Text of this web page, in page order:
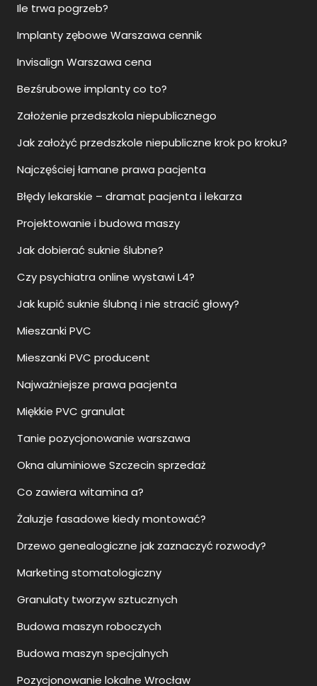
Ile trwa pogrzeb?
Implanty zębowe Warszawa cennik
Invisalign Warszawa cena
Bezśrubowe implanty co to?
Założenie przedszkola niepublicznego
Jak założyć przedszkole niepubliczne krok po kroku?
Najczęściej łamane prawa pacjenta
Błędy lekarskie – dramat pacjenta i lekarza
Projektowanie i budowa maszy
Jak dobierać suknie ślubne?
Czy psychiatra online wystawi L4?
Jak kupić suknie ślubną i nie stracić głowy?
Mieszanki PVC
Mieszanki PVC producent
Najważniejsze prawa pacjenta
Miękkie PVC granulat
Tanie pozycjonowanie warszawa
Okna aluminiowe Szczecin sprzedaż
Co zawiera witamina a?
Żaluzje fasadowe kiedy montować?
Drzewo genealogiczne jak zaznaczyć rozwody?
Marketing stomatologiczny
Granulaty tworzyw sztucznych
Budowa maszyn roboczych
Budowa maszyn specjalnych
Pozycjonowanie lokalne Wrocław